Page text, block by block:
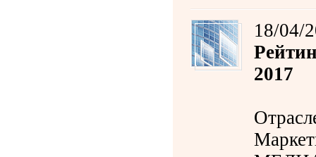
18/04/
2017